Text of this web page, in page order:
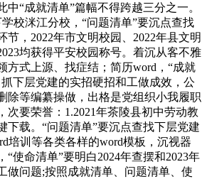
中“成就清单”篇幅不得跨越三分之一。
校洣江分校，“问题清单”要沉点查找
节，2022年市文明校园、2022年县文明
均获得平安校园称号。着沉从客不雅
方式上源、找症结；简历word，“成就
下层党建的实招硬招和工做成效，公
除等编纂操做，出格是党组织小我履职
次要荣誉：1.2021年茶陵县初中劳动教
下载。“问题清单”要沉点查找下层党建
培训等各类各样的word模板，沉视器
“使命清单”要明白2024年查摆和2023年
做问题;按照成就清单、问题清单、使